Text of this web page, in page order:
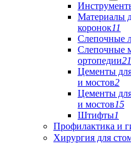
Материалы
коронок11
Слепочные
Слепочные
ортопедии21
Цементы
и мостов2
Цементы
и мостов15
Штифты1
Профилактика и
Хирургия для